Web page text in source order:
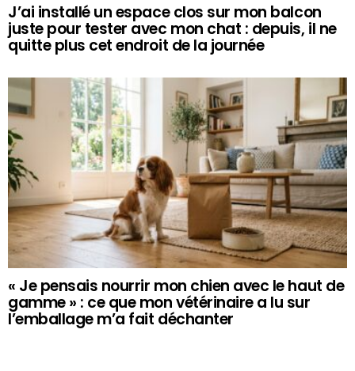
J’ai installé un espace clos sur mon balcon
juste pour tester avec mon chat : depuis, il ne
quitte plus cet endroit de la journée
« Je pensais nourrir mon chien avec le haut de
gamme » : ce que mon vétérinaire a lu sur
l’emballage m’a fait déchanter